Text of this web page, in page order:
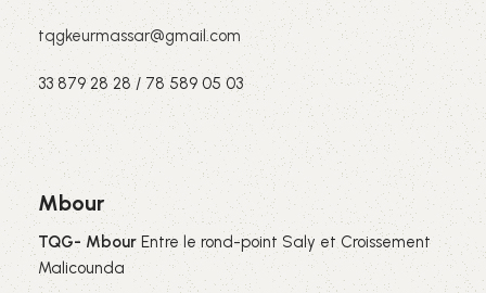
tqgkeurmassar@gmail.com
33 879 28 28 / 78 589 05 03
Mbour
TQG- Mbour Entre le rond-point Saly et Croissement
Malicounda